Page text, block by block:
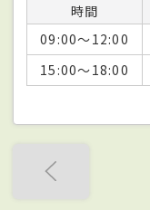
時間
09:00～12:00
15:00～18:00